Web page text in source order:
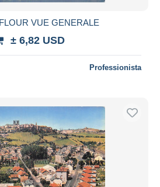
VUE GENERALE
± 6,82 USD
Professionista